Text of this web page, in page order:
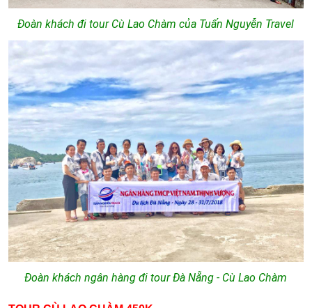
Đoàn khách đi tour Cù Lao Chàm của Tuấn Nguyễn Travel
Đoàn khách ngân hàng đi tour Đà Nẵng - Cù Lao Chàm